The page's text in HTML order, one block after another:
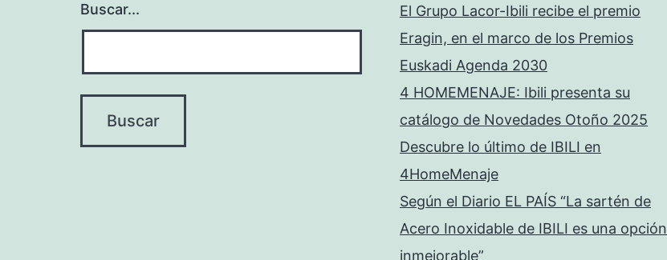
Buscar...
El Grupo Lacor-Ibili recibe el premio
Eragin, en el marco de los Premios
Euskadi Agenda 2030
4 HOMEMENAJE: Ibili presenta su
catálogo de Novedades Otoño 2025
Descubre lo último de IBILI en
4HomeMenaje
Según el Diario EL PAÍS “La sartén de
Acero Inoxidable de IBILI es una opción
inmejorable”